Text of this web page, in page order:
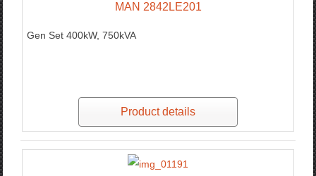
MAN 2842LE201
Gen Set 400kW, 750kVA
Product details